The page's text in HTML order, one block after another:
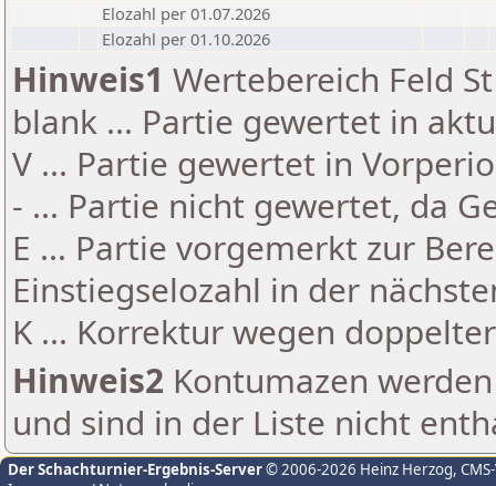
Elozahl per 01.07.2026
Elozahl per 01.10.2026
Hinweis1 Wertebereich Feld
blank ... Partie gewertet in
V ... Partie gewertet in
- ... Partie nicht gewertet, da
E ... Partie vorgemerkt zur
Einstiegselozahl in der
K ... Korrektur wegen
Hinweis2 Kontumazen
und sind in der Liste nicht
Der Schachturnier-Ergebnis-Server© 2006-2026 Heinz Herzog,